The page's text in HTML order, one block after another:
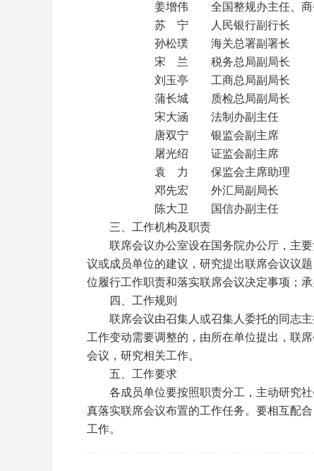
姜增伟 全国整规办主任、商务
苏 宁 人民银行副行长
孙松璞 海关总署副署长
宋 兰 税务总局副局长
刘玉亭 工商总局副局长
蒲长城 质检总局副局长
宋大涵 法制办副主任
唐双宁 银监会副主席
屠光绍 证监会副主席
袁 力 保监会主席助理
邓先宏 外汇局副局长
陈大卫 国信办副主任
三、工作机构及职责
联席会议办公室设在国务院办公厅，主要
议或成员单位的建议，研究提出联席会议议
位履行工作职责和落实联席会议决定事项；
四、工作规则
联席会议由召集人或召集人委托的同志主
工作变动需要调整的，由所在单位提出，联
会议，研究相关工作。
五、工作要求
各成员单位要按照职责分工，主动研究社
真落实联席会议布置的工作任务。要相互配
工作。